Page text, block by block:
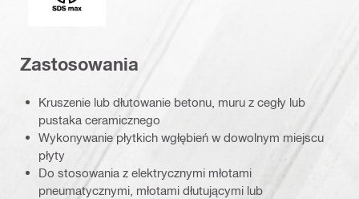
Zastosowania
Kruszenie lub dłutowanie betonu, muru z cegły lub
pustaka ceramicznego
Wykonywanie płytkich wgłębień w dowolnym miejscu
płyty
Do stosowania z elektrycznymi młotami
pneumatycznymi, młotami dłutującymi lub